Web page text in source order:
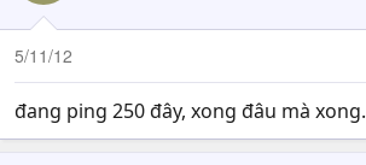
5/11/12
đang ping 250 đây, xong đâu mà xong.